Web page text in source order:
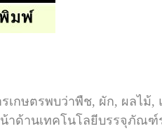
เกษตรพบว่าพืช, ผัก, ผลไม้
าด้านเทคโนโลยีบรรจุภัณ